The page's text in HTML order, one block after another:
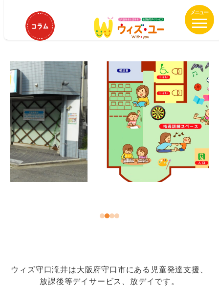
テ
ン
ツ
へ
移
動
近畿
ウィズ守口滝井
ウィズ守口滝井は大阪府守口市にある児童発達支援、
放課後等デイサービス、放デイです。